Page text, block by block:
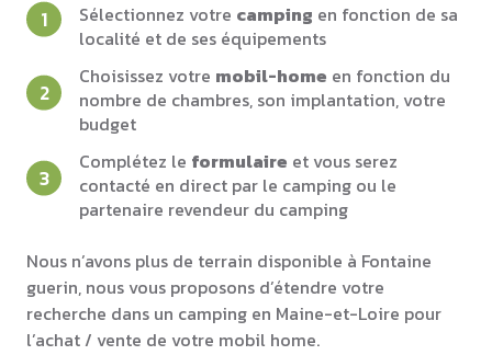
Sélectionnez votre camping en fonction de sa
localité et de ses équipements
Choisissez votre mobil-home en fonction du
nombre de chambres, son implantation, votre
budget
Complétez le formulaire et vous serez
contacté en direct par le camping ou le
partenaire revendeur du camping
Nous n’avons plus de terrain disponible à Fontaine
guerin, nous vous proposons d’étendre votre
recherche dans un camping en Maine-et-Loire pour
l’achat / vente de votre mobil home.